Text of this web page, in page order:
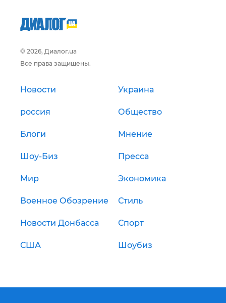
© 2026, Диалог.ua
Все права защищены.
Новости Украина
россия Общество
Блоги Мнение
Шоу-Биз Пресса
Мир Экономика
Военное Обозрение Стиль
Новости Донбасса Спорт
США Шоубиз